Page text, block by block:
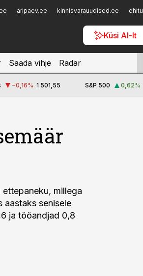
aripaev.ee kinnisvarauudised.ee
Küsi AI-lt
Saada vihje Radar
−0,16% 1 501,55 S&P 500 0,62%
millega
aastaks senisele
ja tööandjad 0,8